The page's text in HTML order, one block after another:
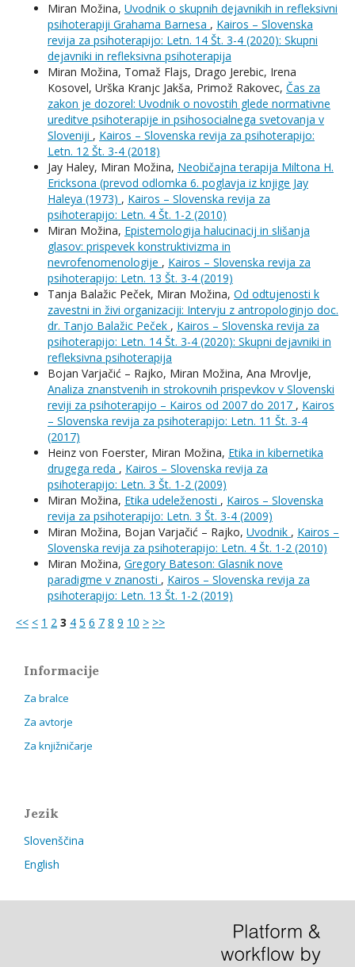
Miran Možina, Uvodnik o skupnih dejavnikih in refleksivni
psihoterapiji Grahama Barnesa , Kairos – Slovenska
revija za psihoterapijo: Letn. 14 Št. 3-4 (2020): Skupni
dejavniki in refleksivna psihoterapija
Miran Možina, Tomaž Flajs, Drago Jerebic, Irena
Kosovel, Urška Kranjc Jakša, Primož Rakovec, Čas za
zakon je dozorel: Uvodnik o novostih glede normativne
ureditve psihoterapije in psihosocialnega svetovanja v
Sloveniji , Kairos – Slovenska revija za psihoterapijo:
Letn. 12 Št. 3-4 (2018)
Jay Haley, Miran Možina, Neobičajna terapija Miltona H.
Ericksona (prevod odlomka 6. poglavja iz knjige Jay
Haleya (1973) , Kairos – Slovenska revija za
psihoterapijo: Letn. 4 Št. 1-2 (2010)
Miran Možina, Epistemologija halucinacij in slišanja
glasov: prispevek konstruktivizma in
nevrofenomenologije , Kairos – Slovenska revija za
psihoterapijo: Letn. 13 Št. 3-4 (2019)
Tanja Balažic Peček, Miran Možina, Od odtujenosti k
zavestni in živi organizaciji: Intervju z antropologinjo doc.
dr. Tanjo Balažic Peček , Kairos – Slovenska revija za
psihoterapijo: Letn. 14 Št. 3-4 (2020): Skupni dejavniki in
refleksivna psihoterapija
Bojan Varjačić – Rajko, Miran Možina, Ana Mrovlje,
Analiza znanstvenih in strokovnih prispevkov v Slovenski
reviji za psihoterapijo – Kairos od 2007 do 2017 , Kairos
– Slovenska revija za psihoterapijo: Letn. 11 Št. 3-4
(2017)
Heinz von Foerster, Miran Možina, Etika in kibernetika
drugega reda , Kairos – Slovenska revija za
psihoterapijo: Letn. 3 Št. 1-2 (2009)
Miran Možina, Etika udeleženosti , Kairos – Slovenska
revija za psihoterapijo: Letn. 3 Št. 3-4 (2009)
Miran Možina, Bojan Varjačić – Rajko, Uvodnik , Kairos –
Slovenska revija za psihoterapijo: Letn. 4 Št. 1-2 (2010)
Miran Možina, Gregory Bateson: Glasnik nove
paradigme v znanosti , Kairos – Slovenska revija za
psihoterapijo: Letn. 13 Št. 1-2 (2019)
<< < 1 2 3 4 5 6 7 8 9 10 > >>
Informacije
Za bralce
Za avtorje
Za knjižničarje
Jezik
Slovenščina
English